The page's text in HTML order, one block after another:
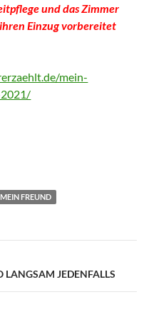
und das Zimmer
Einzug vorbereitet
mein-
/
MEIN FREUND
LANGSAM JEDENFALLS